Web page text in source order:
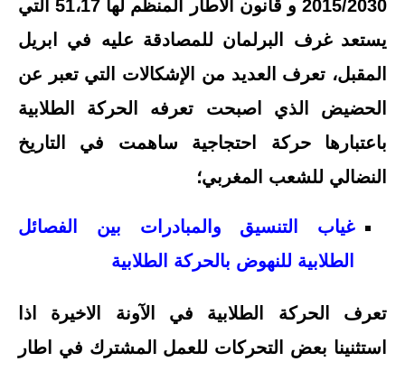
2015/2030 و قانون الاطار المنظم لها 51،17 التي
يستعد غرف البرلمان للمصادقة عليه في ابريل
المقبل، تعرف العديد من الإشكالات التي تعبر عن
الحضيض الذي اصبحت تعرفه الحركة الطلابية
باعتبارها حركة احتجاجية ساهمت في التاريخ
النضالي للشعب المغربي؛
غياب التنسيق والمبادرات بين الفصائل
الطلابية للنهوض بالحركة الطلابية
تعرف الحركة الطلابية في الآونة الاخيرة اذا
استثنينا بعض التحركات للعمل المشترك في اطار